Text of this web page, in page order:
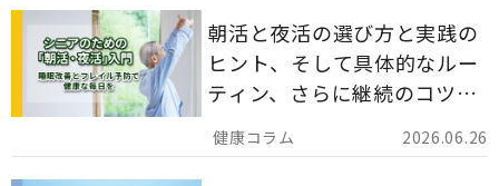
2026.06.26
朝活と夜活の選び方と実践の
ヒント、そして具体的なルー
ティン、さらに継続のコツま
でを詳しくご紹介します。